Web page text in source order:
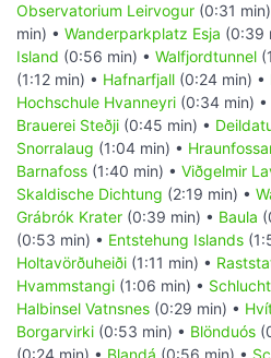
Observatorium Leirvogur (0:31
min) • Wanderparkplatz Esja (0:39
Island (0:56 min) • Walfjordtunnel
(1:12 min) • Hafnarfjall (0:24 min) •
Hochschule Hvanneyri (0:34 min) •
Brauerei Steðji (0:45 min) •
Snorralaug (1:04 min) •
Barnafoss (1:40 min) • Viðgelmir
Skaldische Dichtung (2:19 min) •
Grábrók Krater (0:39 min) • Baula
(0:53 min) • Entstehung Islands
Holtavörðuheiði (1:11 min) •
Hvammstangi (1:06 min) •
Halbinsel Vatnsnes (0:29 min) •
Borgarvirki (0:53 min) • Blönduós
(0:24 min) • Blandá (0:56 min) •